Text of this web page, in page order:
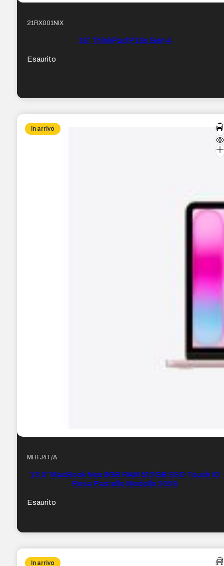
21RX001NIX
16″ ThinkPad P16s Gen 4
Esaurito
In arrivo
MHFJ4T/A
13,0″ MacBook Neo 8GB RAM 512GB SSD Touch ID
Rosa Pastello Modello 2026
Esaurito
In arrivo